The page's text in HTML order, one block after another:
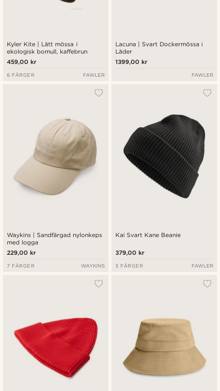
Kyler Kite | Lätt mössa i
ekologisk bomull, kaffebrun
459,00 kr
6 FÄRGER FAWLER
Lacuna | Svart Dockermössa i
Läder
1399,00 kr
FAWLER
Waykins | Sandfärgad nylonkeps
med logga
229,00 kr
7 FÄRGER WAYKINS
Kai Svart Kane Beanie
379,00 kr
5 FÄRGER FAWLER